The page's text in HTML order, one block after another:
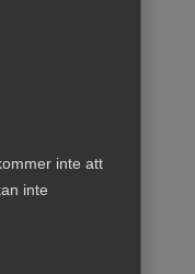
inte att
inte